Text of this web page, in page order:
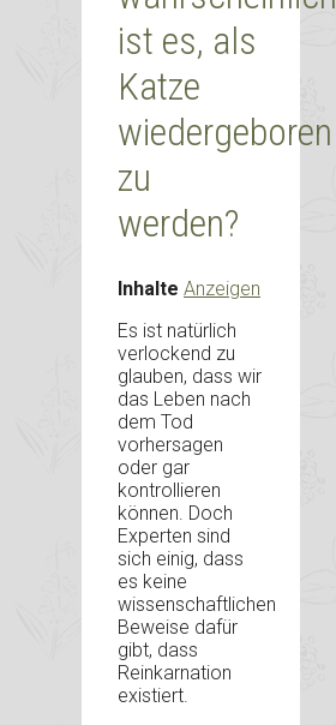
ist es, als
Katze
wiedergeboren
zu
werden?
Inhalte Anzeigen
Es ist natürlich
verlockend zu
glauben, dass wir
das Leben nach
dem Tod
vorhersagen
oder gar
kontrollieren
können. Doch
Experten sind
sich einig, dass
es keine
wissenschaftlichen
Beweise dafür
gibt, dass
Reinkarnation
existiert.